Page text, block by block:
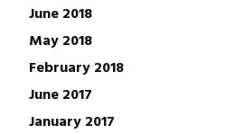
June 2018
May 2018
February 2018
June 2017
January 2017